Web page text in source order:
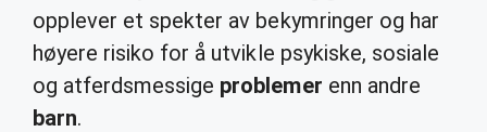
opplever et spekter av bekymringer og har
høyere risiko for å utvikle psykiske, sosiale
og atferdsmessige problemer enn andre
barn.